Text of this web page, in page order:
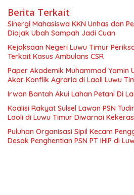
Berita Terkait
Sinergi Mahasiswa KKN Unhas dan
Diajak Ubah Sampah Jadi Cuan
Kejaksaan Negeri Luwu Timur Periksa Wakil Ketua
Terkait Kasus Ambulans CSR
Paper Akademik Muhammad Yamin
Akar Konflik Agraria di Laoli Luwu
Irwan Bantah Akui Lahan Petani Di
Koalisi Rakyat Sulsel Lawan PSN
Laoli di Luwu Timur Diwarnai
Puluhan Organisasi Sipil Kecam
Desak Penghentian PSN PT IHIP di